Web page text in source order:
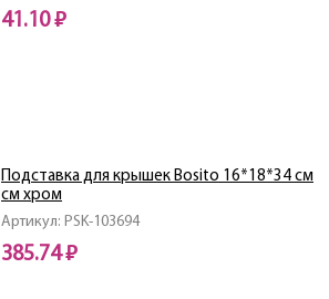
41.10 ₽
Артикул: PSK-103694
Подставка для крышек Bosito 16*18*34 см
см хром
385.74 ₽